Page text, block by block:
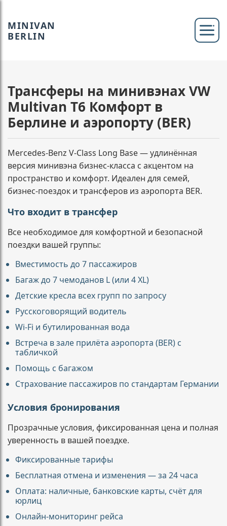
MINIVAN
BERLIN
Трансферы на минивэнах VW
Multivan T6 Комфорт в
Берлине и аэропорту (BER)
Mercedes-Benz V-Class Long Base — удлинённая
версия минивэна бизнес-класса с акцентом на
пространство и комфорт. Идеален для семей,
бизнес-поездок и трансферов из аэропорта BER.
Что входит в трансфер
Все необходимое для комфортной и безопасной
поездки вашей группы:
Вместимость до 7 пассажиров
Багаж до 7 чемоданов L (или 4 XL)
Детские кресла всех групп по запросу
Русскоговорящий водитель
Wi-Fi и бутилированная вода
Встреча в зале прилёта аэропорта (BER) с
табличкой
Помощь с багажом
Страхование пассажиров по стандартам Германии
Условия бронирования
Прозрачные условия, фиксированная цена и полная
уверенность в вашей поездке.
Фиксированные тарифы
Бесплатная отмена и изменения — за 24 часа
Оплата: наличные, банковские карты, счёт для
юрлиц
Онлайн-мониторинг рейса